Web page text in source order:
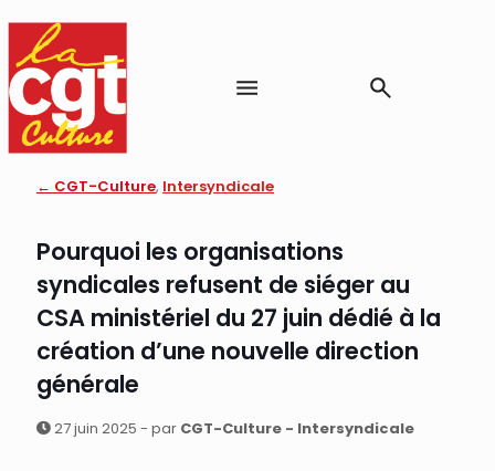
← CGT-Culture, Intersyndicale
Pourquoi les organisations
syndicales refusent de siéger au
CSA ministériel du 27 juin dédié à la
création d’une nouvelle direction
générale
27 juin 2025 - par CGT-Culture - Intersyndicale